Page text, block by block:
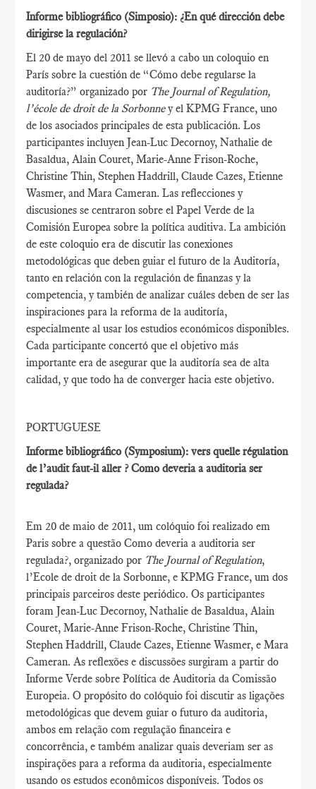
Informe bibliográfico (Simposio): ¿En qué dirección debe
dirigirse la regulación?
El 20 de mayo del 2011 se llevó a cabo un coloquio en
París sobre la cuestión de “Cómo debe regularse la
auditoría?” organizado por The Journal of Regulation,
l’école de droit de la Sorbonney el KPMG France, uno
de los asociados principales de esta publicación. Los
participantes incluyen Jean-Luc Decornoy, Nathalie de
Basaldua, Alain Couret, Marie-Anne Frison-Roche,
Christine Thin, Stephen Haddrill, Claude Cazes, Etienne
Wasmer, and Mara Cameran. Las reflecciones y
discusiones se centraron sobre el Papel Verde de la
Comisión Europea sobre la política auditiva. La ambición
de este coloquio era de discutir las conexiones
metodológicas que deben guiar el futuro de la Auditoría,
tanto en relación con la regulación de finanzas y la
competencia, y también de analizar cuáles deben de ser las
inspiraciones para la reforma de la auditoría,
especialmente al usar los estudios económicos disponibles.
Cada participante concertó que el objetivo más
importante era de asegurar que la auditoría sea de alta
calidad, y que todo ha de converger hacia este objetivo.
PORTUGUESE
Informe bibliográfico (Symposium): vers quelle régulation
de l’audit faut-il aller ? Como deveria a auditoria ser
regulada?
Em 20 de maio de 2011, um colóquio foi realizado em
Paris sobre a questão Como deveria a auditoria ser
regulada?, organizado por The Journal of Regulation,
l’Ecole de droit de la Sorbonne, e KPMG France, um dos
principais parceiros deste periódico. Os participantes
foram Jean-Luc Decornoy, Nathalie de Basaldua, Alain
Couret, Marie-Anne Frison-Roche, Christine Thin,
Stephen Haddrill, Claude Cazes, Etienne Wasmer, e Mara
Cameran. As reflexões e discussões surgiram a partir do
Informe Verde sobre Política de Auditoria da Comissão
Europeia. O propósito do colóquio foi discutir as ligações
metodológicas que devem guiar o futuro da auditoria,
ambos em relação com regulação financeira e
concorrência, e também analizar quais deveriam ser as
inspirações para a reforma da auditoria, especialmente
usando os estudos econômicos disponíveis. Todos os